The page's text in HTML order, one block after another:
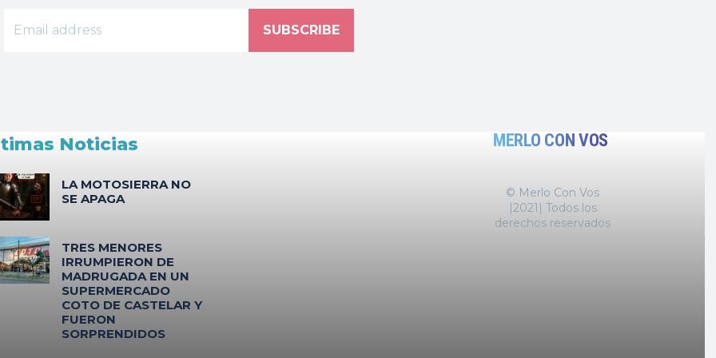
SUBSCRIBE
Noticias
LA MOTOSIERRA NO
SE APAGA
TRES MENORES
IRRUMPIERON DE
MADRUGADA EN UN
SUPERMERCADO
COTO DE CASTELAR Y
FUERON
SORPRENDIDOS
MERLO CON VOS
© Merlo Con Vos
|2021| Todos los
derechos reservados